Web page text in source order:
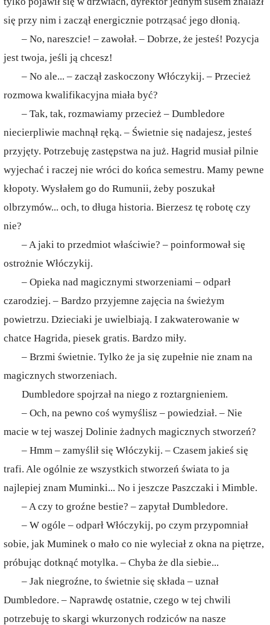
się przy nim i zaczął energicznie potrząsać jego dłonią.
– No, nareszcie! – zawołał. – Dobrze, że jesteś! Pozycja
jest twoja, jeśli ją chcesz!
– No ale... – zaczął zaskoczony Włóczykij. – Przecież
rozmowa kwalifikacyjna miała być?
– Tak, tak, rozmawiamy przecież – Dumbledore
niecierpliwie machnął ręką. – Świetnie się nadajesz, jesteś
przyjęty. Potrzebuję zastępstwa na już. Hagrid musiał pilnie
wyjechać i raczej nie wróci do końca semestru. Mamy pewne
kłopoty. Wysłałem go do Rumunii, żeby poszukał
olbrzymów... och, to długa historia. Bierzesz tę robotę czy
nie?
– A jaki to przedmiot właściwie? – poinformował się
ostrożnie Włóczykij.
– Opieka nad magicznymi stworzeniami – odparł
czarodziej. – Bardzo przyjemne zajęcia na świeżym
powietrzu. Dzieciaki je uwielbiają. I zakwaterowanie w
chatce Hagrida, piesek gratis. Bardzo miły.
– Brzmi świetnie. Tylko że ja się zupełnie nie znam na
magicznych stworzeniach.
Dumbledore spojrzał na niego z roztargnieniem.
– Och, na pewno coś wymyślisz – powiedział. – Nie
macie w tej waszej Dolinie żadnych magicznych stworzeń?
– Hmm – zamyślił się Włóczykij. – Czasem jakieś się
trafi. Ale ogólnie ze wszystkich stworzeń świata to ja
najlepiej znam Muminki... No i jeszcze Paszczaki i Mimble.
– A czy to groźne bestie? – zapytał Dumbledore.
– W ogóle – odparł Włóczykij, po czym przypomniał
sobie, jak Muminek o mało co nie wyleciał z okna na piętrze,
próbując dotknąć motylka. – Chyba że dla siebie...
– Jak niegroźne, to świetnie się składa – uznał
Dumbledore. – Naprawdę ostatnie, czego w tej chwili
potrzebuję to skargi wkurzonych rodziców na nasze